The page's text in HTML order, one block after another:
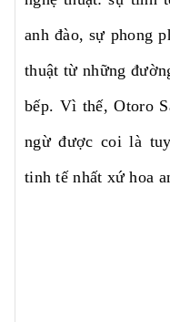
anh đào, sự phong
thuật từ những
bếp. Vì thế, Otoro
ngừ được coi là
tinh tế nhất xứ hoa